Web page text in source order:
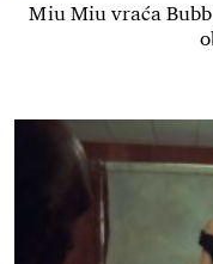
Miu Miu vraća